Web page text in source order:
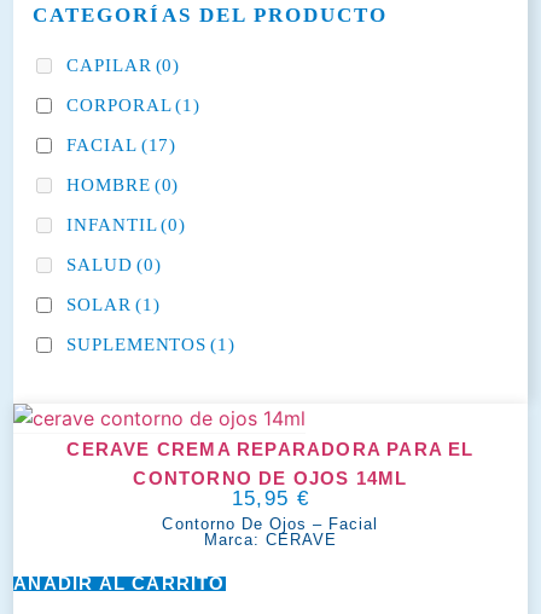
CATEGORÍAS DEL PRODUCTO
CAPILAR (0)
CORPORAL (1)
FACIAL (17)
HOMBRE (0)
INFANTIL (0)
SALUD (0)
SOLAR (1)
SUPLEMENTOS (1)
CERAVE CREMA REPARADORA PARA EL
CONTORNO DE OJOS 14ML
15,95 €
Contorno De Ojos – Facial
Marca:CERAVE
AÑADIR AL CARRITO